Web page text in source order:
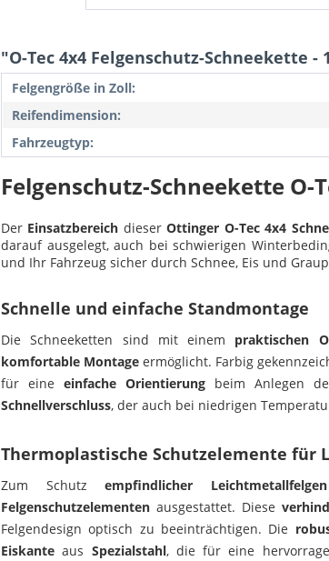
"O-Tec 4x4 Felgenschutz-Schneekette -
Felgengröße in Zoll:
Reifendimension:
Fahrzeugtyp:
Felgenschutz-Schneekette O-
Der Einsatzbereich dieserOttinger O-Tec 4x4
darauf ausgelegt, auch bei schwierigen
und Ihr Fahrzeug sicher durch Schnee, Eis und
Schnelle und einfache Standmontage
Die Schneeketten sind mit einem praktischen
komfortable Montage ermöglicht. Farbig
für eineeinfache Orientierung beim Anlegen
Schnellverschluss, der auch bei niedrigen
Thermoplastische Schutzelemente für
Zum Schutzempfindlicher Leichtmetallfelgen
Felgenschutzelementen ausgestattet. Diese
Felgendesign optisch zu beeinträchtigen. Die
Eiskante aus Spezialstahl, die für eine